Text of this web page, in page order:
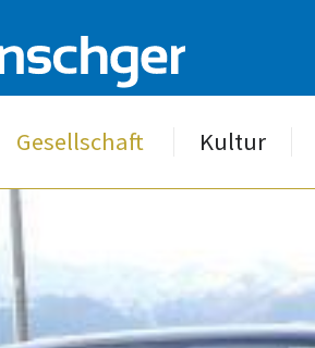
Gesellschaft Kultur